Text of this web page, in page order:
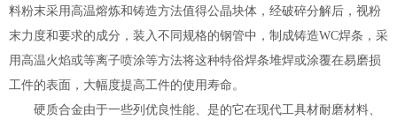
料粉末采用高温熔炼和铸造方法值得公晶块体，经破碎分解后，视粉
末力度和要求的成分，装入不同规格的钢管中，制成铸造WC焊条，采
用高温火焰或等离子喷涂等方法将这种特俗焊条堆焊或涂覆在易磨损
工件的表面，大幅度提高工件的使用寿命。
硬质合金由于一些列优良性能、是的它在现代工具材耐磨材料、